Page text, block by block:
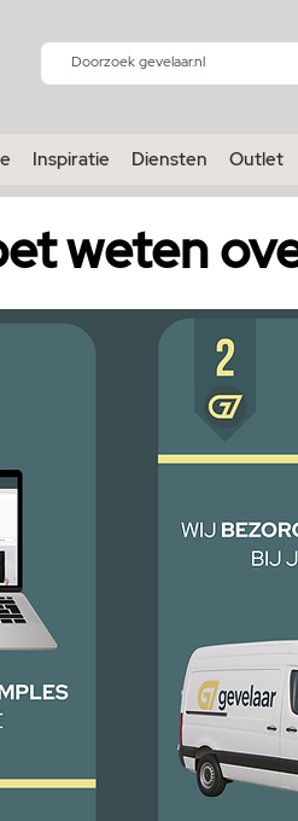
menu
Inspiratie Diensten Outlet
weten